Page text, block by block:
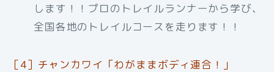
します！！プロのトレイルランナーから学び、
全国各地のトレイルコースを走ります！！
［4］チャンカワイ「わがままボディ連合！」